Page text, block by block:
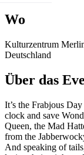
Wo
Kulturzentrum
Deutschland
Über das
It’s the ​Frabjous
clock ​and ​save
Queen, ​the ​Mad
from ​the
And ​speaking ​of